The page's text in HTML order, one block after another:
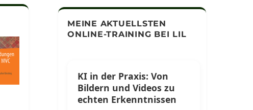
MEINE AKTUELLSTEN
ONLINE-TRAINING BEI LIL
KI in der Praxis: Von
Bildern und Videos zu
echten Erkenntnissen